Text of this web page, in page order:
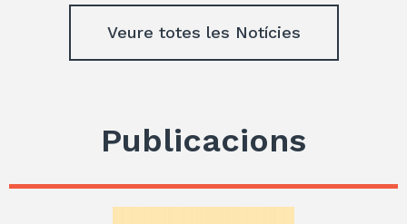
Veure totes les Notícies
Publicacions